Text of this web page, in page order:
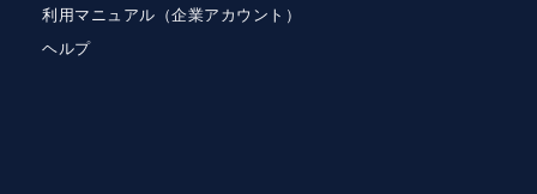
利用マニュアル（企業アカウント）
ヘルプ